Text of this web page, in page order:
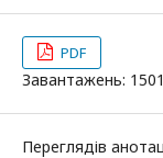
PDF
Завантажень: 1501
Переглядів